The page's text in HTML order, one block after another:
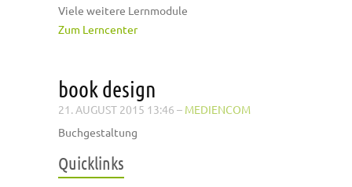
Viele weitere Lernmodule
Zum Lerncenter
book design
21. AUGUST 2015 13:46 – MEDIENCOM
Buchgestaltung
Quicklinks